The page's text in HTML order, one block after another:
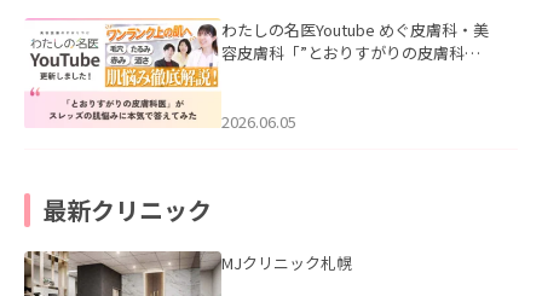
わたしの名医Youtube めぐ皮膚科・美
容皮膚科「”とおりすがりの皮膚科
2026.06.05
最新クリニック
MJクリニック札幌